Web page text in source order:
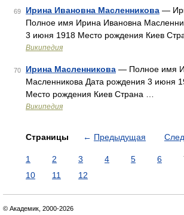
69 Ирина Ивановна Масленникова —
Полное имя Ирина Ивановна
3 июня 1918 Место рождения Киев
Википедия
70 Ирина Масленникова — Полное имя
Масленникова Дата рождения 3 июня
Место рождения Киев Страна …
Википедия
Страницы ← Предыдущая
1 2 3 4 5 6
10
11 12
© Академик, 2000-2026